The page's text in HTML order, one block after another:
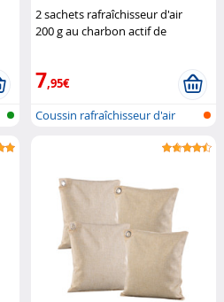
2 sachets rafraîchisseur d'air
200 g au charbon actif de
7,95€
Coussin rafraîchisseur d'air